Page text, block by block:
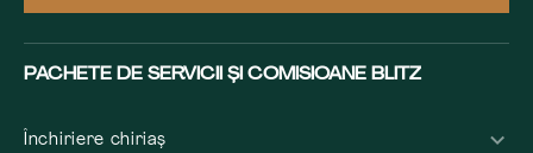
PACHETE DE SERVICII ȘI COMISIOANE BLITZ
Închiriere chiriaș